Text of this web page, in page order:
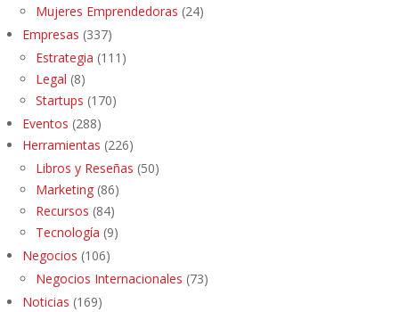
Mujeres Emprendedoras (24)
Empresas (337)
Estrategia (111)
Legal (8)
Startups (170)
Eventos (288)
Herramientas (226)
Libros y Reseñas (50)
Marketing (86)
Recursos (84)
Tecnología (9)
Negocios (106)
Negocios Internacionales (73)
Noticias (169)